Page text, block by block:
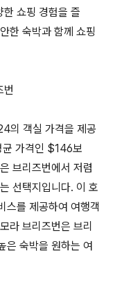
한 쇼핑 경험을 즐
한 숙박과 함께 쇼핑
번
의 객실 가격을 제공
균 가격인 $146보
브리즈번에서 저렴
선택지입니다. 이 호
스를 제공하여 여행객
라 브리즈번은 브리
은 숙박을 원하는 여